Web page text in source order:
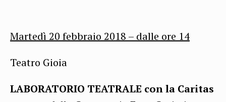
Martedì 20 febbraio 2018 – dalle ore 14
Teatro Gioia
LABORATORIO TEATRALE con la Caritas